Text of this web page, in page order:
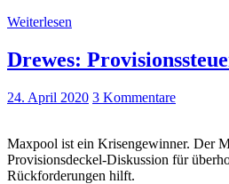
Weiterlesen
Drewes:
24. April 2020 3 Kommentare
Maxpool ist ein Krisengewinner. Der
Provisionsdeckel-Diskussion für
Rückforderungen hilft.